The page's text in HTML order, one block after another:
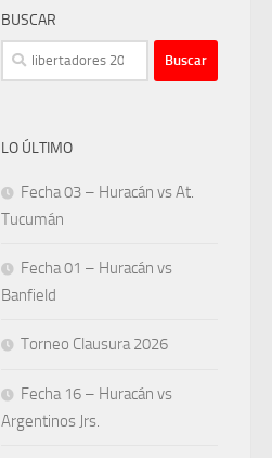
BUSCAR
Buscar:
LO ÚLTIMO
Fecha 03 – Huracán vs At.
Tucumán
Fecha 01 – Huracán vs
Banfield
Torneo Clausura 2026
Fecha 16 – Huracán vs
Argentinos Jrs.